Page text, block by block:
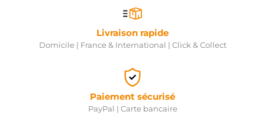
Livraison rapide
Domicile | France & International | Click & Collect
Paiement sécurisé
PayPal | Carte bancaire